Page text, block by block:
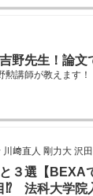
野先生！論
講師が教えます！
﨑直人 剛力大 沢
３選【
⁉ 法科大学